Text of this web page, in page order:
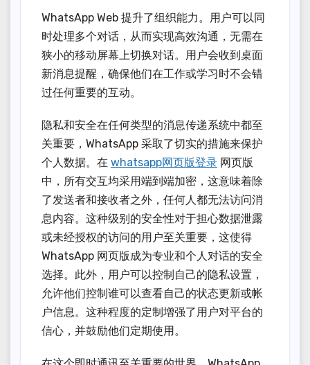
WhatsApp Web 提升了组织能力。用户可以同
时处理多个对话，从而实现高效沟通，无需在
狭小的移动屏幕上切换对话。用户会收到桌面
新消息提醒，确保他们在工作或学习时不会错
过任何重要的互动。
隐私和安全在任何类型的消息传递系统中都至
关重要，WhatsApp 采取了切实的措施来保护
个人数据。在 whatsapp网页版登录 网页版
中，所有交互均采用端到端加密，这意味着除
了发送者和接收者之外，任何人都无法访问消
息内容。这种级别的安全性对于担心数据泄露
或未经授权的访问的用户至关重要，这使得
WhatsApp 网页版成为专业和个人对话的安全
选择。此外，用户可以控制自己的隐私设置，
允许他们控制谁可以查看自己的状态更新或帐
户信息。这种程度的定制增强了用户对平台的
信心，并鼓励他们定期使用。